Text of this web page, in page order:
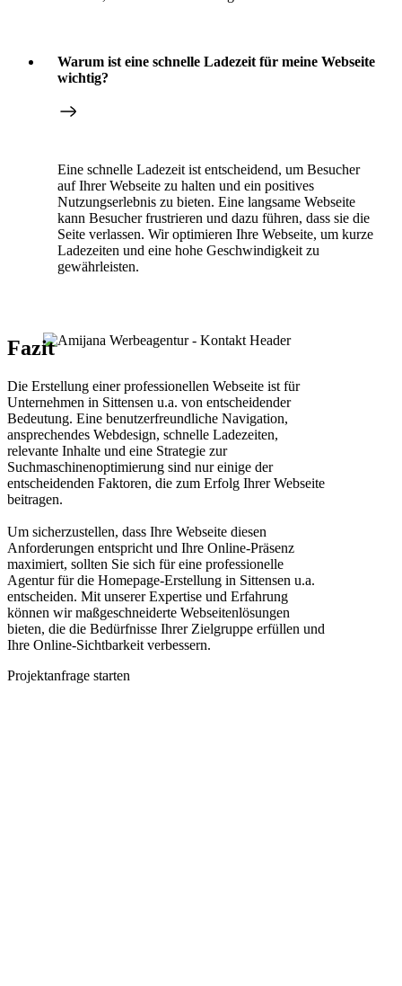
Warum ist eine schnelle Ladezeit für meine Webseite
wichtig?
Eine schnelle Ladezeit ist entscheidend, um Besucher
auf Ihrer Webseite zu halten und ein positives
Nutzungserlebnis zu bieten. Eine langsame Webseite
kann Besucher frustrieren und dazu führen, dass sie die
Seite verlassen. Wir optimieren Ihre Webseite, um kurze
Ladezeiten und eine hohe Geschwindigkeit zu
gewährleisten.
Fazit
Die Erstellung einer professionellen Webseite ist für
Unternehmen in Sittensen u.a. von entscheidender
Bedeutung. Eine benutzerfreundliche Navigation,
ansprechendes Webdesign, schnelle Ladezeiten,
relevante Inhalte und eine Strategie zur
Suchmaschinenoptimierung sind nur einige der
entscheidenden Faktoren, die zum Erfolg Ihrer Webseite
beitragen.
Um sicherzustellen, dass Ihre Webseite diesen
Anforderungen entspricht und Ihre Online-Präsenz
maximiert, sollten Sie sich für eine professionelle
Agentur für die Homepage-Erstellung in Sittensen u.a.
entscheiden. Mit unserer Expertise und Erfahrung
können wir maßgeschneiderte Webseitenlösungen
bieten, die die Bedürfnisse Ihrer Zielgruppe erfüllen und
Ihre Online-Sichtbarkeit verbessern.
Projektanfrage starten